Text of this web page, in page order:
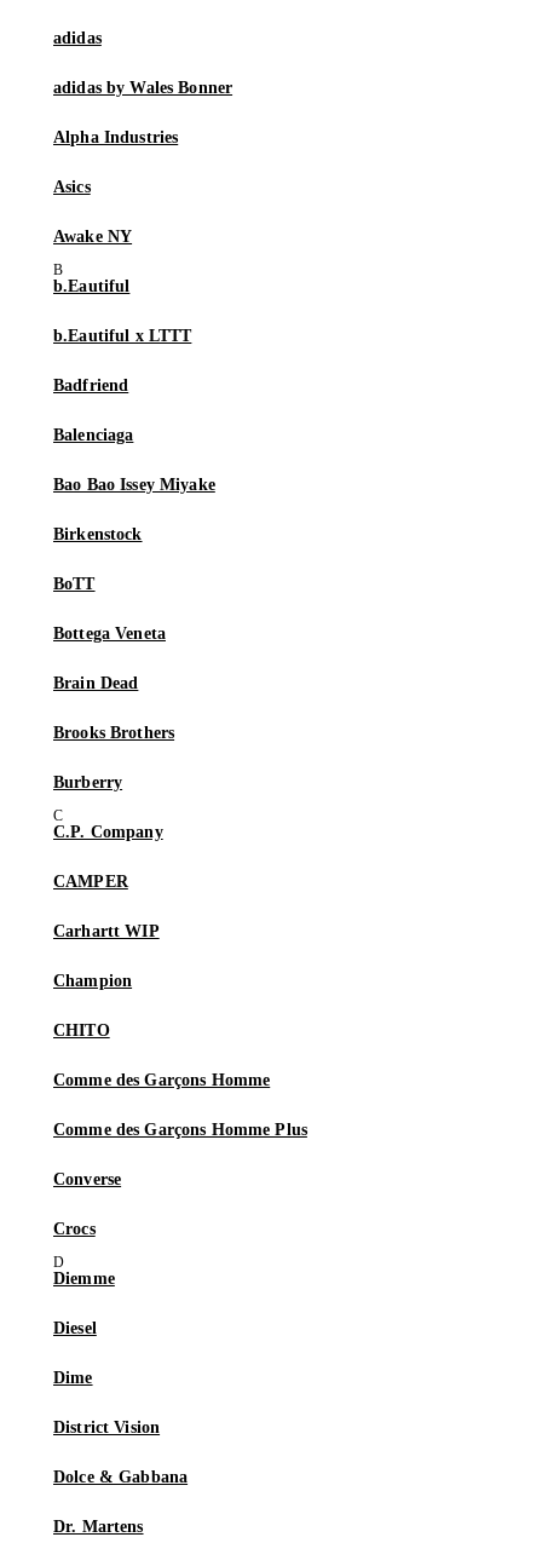
adidas
adidas by Wales Bonner
Alpha Industries
Asics
Awake NY
b.Eautiful
b.Eautiful x LTTT
Badfriend
Balenciaga
Bao Bao Issey Miyake
Birkenstock
BoTT
Bottega Veneta
Brain Dead
Brooks Brothers
Burberry
C.P. Company
CAMPER
Carhartt WIP
Champion
CHITO
Comme des Garçons Homme
Comme des Garçons Homme Plus
Converse
Crocs
Diemme
Diesel
Dime
District Vision
Dolce & Gabbana
Dr. Martens